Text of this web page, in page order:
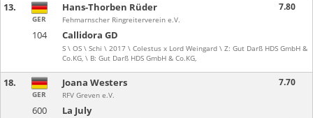
13.
104 Callidora GD
S \ OS \ Schi \ 2017 \ Colestus x Lord Weingard \ Z: Gut Darß HDS GmbH &
Co.KG, \ B: Gut Darß HDS GmbH & Co.KG,
GER
Hans-Thorben Rüder
Fehmarnscher Ringreiterverein e.V.
7.80
18.
600 La July
GER
Joana Westers
RFV Greven e.V.
7.70